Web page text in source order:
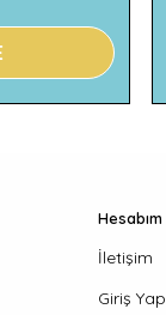
Hesabım
İletişim
Giriş Yap